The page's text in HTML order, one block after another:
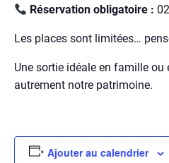
Réservation obligatoire :
Les places sont limitées…
Une sortie idéale en famille
autrement notre patrimoine.
Ajouter au calendrier